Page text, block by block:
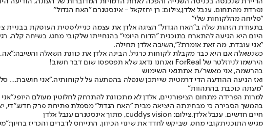
נפרדת מהתחום. ענבל אלדן,צילום: רן יחזקאל - אינסטגרם "האח הגדול"
"סליחה מהלקוחות שלי"
בתעודת הזהות שלה ב"האח הגדול" הציגה אלדן את עצמה כנייליסטית העוסקת בבניית
היום היא הגיעה להתארח בתוכנית "הדוח היומי" בהנחייתו שלקובי מחט. בשיחה קלה,
"אני עובדת, מה זאת אומרת?",השיבה אלדן תחילה.
כשנשאלה אם היא כבר מקבלת לקוחות כרגיל, הבינה אלדן את כוונת השאלה והשיבה:"אה,
הירשמו לניוזלטר של ForReal ואנחנו נדאג שלא תפספסו שום דבר חשוב!
בהרשמה, אני מאשר/ת אתתנאי השימוש
ואז הגיעה ההודעה הדי דרמטית שייתכן שנפלה בהפתעה על לקוחותיה."אני חושבת…
"מעתה כוכבת בהתהוות"
למרות הפרידה מתחום הציפורניים, אלדן לא מתכוונת להתרחק לחלוטין מעולם היופי.
בהמשך הסבירה כי מבחינתה היציאה מבית "האח הגדול" מסמלת פתיחת פרק חדש."די,
חיים חדשים. ענבל אלדן,צילום: cuddys vision, מתוך אינסטגרם ענבל אלדן
מגיש התוכניתקובי מחט, שביקש לחדד את שינוי הכיוון, התייחס לדברים והכריז בחיוך: